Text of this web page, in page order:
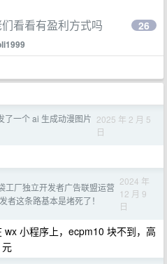
看看有盈利方式吗 26
了一个 ai 生成动漫图片 2025 年 2 月 5
日
工厂独立开发者广告联盟运营
者这条路基本是堵死了！
2024 年
12 月 9
日
wx 小程序上，ecpm10 块不到，高